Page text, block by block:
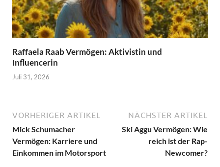
Raffaela Raab Vermögen: Aktivistin und
Influencerin
Juli 31, 2026
VORHERIGER ARTIKEL
Mick Schumacher
Vermögen: Karriere und
Einkommen im Motorsport
NÄCHSTER ARTIKEL
Ski Aggu Vermögen: Wie
reich ist der Rap-
Newcomer?